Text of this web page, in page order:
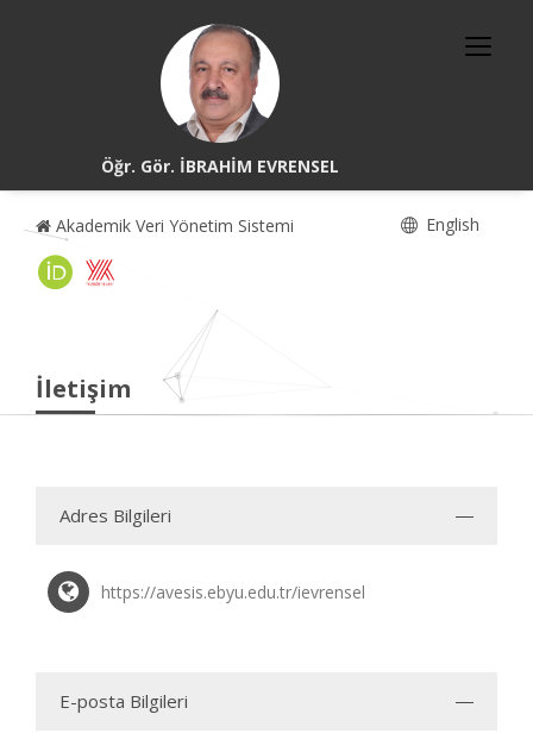
Öğr. Gör. İBRAHİM EVRENSEL
Akademik Veri Yönetim Sistemi English
İletişim
Adres Bilgileri
https://avesis.ebyu.edu.tr/ievrensel
E-posta Bilgileri